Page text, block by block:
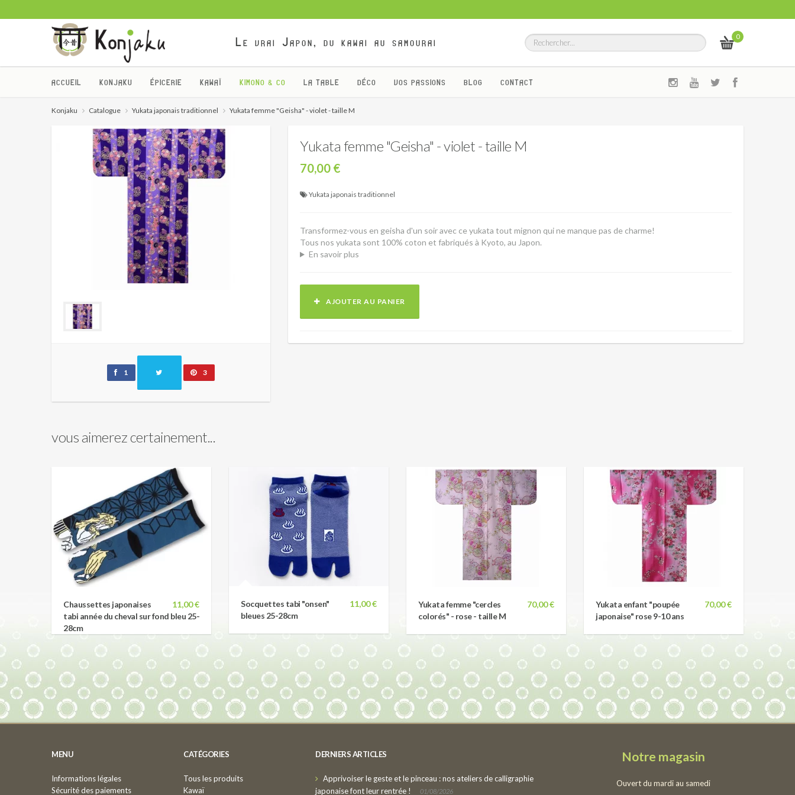
Le vrai Japon, du kawai au samourai 0
ACCUEIL KONJAKU ÉPICERIE KAWAÏ KIMONO & CO LA TABLE DÉCO VOS PASSIONS BLOG CONTACT
Konjaku Catalogue Yukata japonais traditionnel Yukata femme "Geisha" - violet - taille M
1 3
Yukata femme "Geisha" - violet - taille M
70,00 €
Yukata japonais traditionnel
Transformez-vous en geisha d'un soir avec ce yukata tout mignon qui ne manque pas de charme!
Tous nos yukata sont 100% coton et fabriqués à Kyoto, au Japon.
En savoir plus
AJOUTER AU PANIER
vous aimerez certainement...
11,00 €
Chaussettes japonaises
tabi année du cheval sur fond bleu 25-
28cm
11,00 €
Socquettes tabi "onsen"
bleues 25-28cm
70,00 €
Yukata femme "cercles
colorés" - rose - taille M
70,00 €
Yukata enfant "poupée
japonaise" rose 9-10 ans
MENU
Informations légales
Sécurité des paiements
CATÉGORIES
Tous les produits
Kawaï
DERNIERS ARTICLES
Apprivoiser le geste et le pinceau : nos ateliers de calligraphie
japonaise font leur rentrée !
01/08/2026
Notre magasin
Ouvert du mardi au samedi